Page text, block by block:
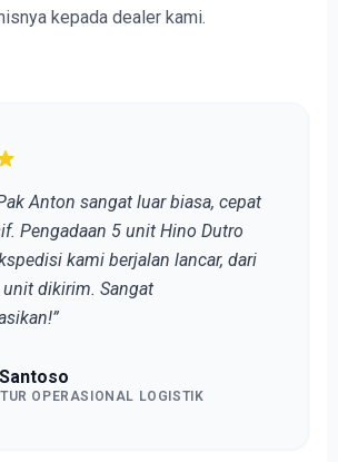
kepada dealer kami.
Anton sangat luar biasa, cepat
Pengadaan 5 unit Hino Dutro
kami berjalan lancar, dari
unit dikirim. Sangat
OPERASIONAL LOGISTIK